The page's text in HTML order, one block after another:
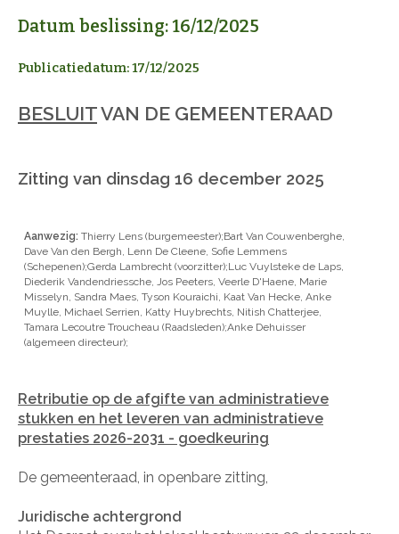
Datum beslissing: 16/12/2025
Publicatiedatum: 17/12/2025
BESLUITVAN DE GEMEENTERAAD
Zitting van dinsdag 16 december 2025
Aanwezig: Thierry Lens (burgemeester);Bart Van Couwenberghe,
Dave Van den Bergh, Lenn De Cleene, Sofie Lemmens
(Schepenen);Gerda Lambrecht (voorzitter);Luc Vuylsteke de Laps,
Diederik Vandendriessche, Jos Peeters, Veerle D'Haene, Marie
Misselyn, Sandra Maes, Tyson Kouraichi, Kaat Van Hecke, Anke
Muylle, Michael Serrien, Katty Huybrechts, Nitish Chatterjee,
Tamara Lecoutre Troucheau (Raadsleden);Anke Dehuisser
(algemeen directeur);
Retributie op de afgifte van administratieve
stukken en het leveren van administratieve
prestaties 2026-2031 - goedkeuring
De gemeenteraad, in openbare zitting,
Juridische achtergrond